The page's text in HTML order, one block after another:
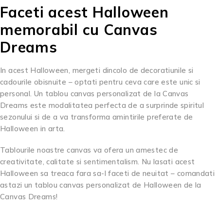
Faceti acest Halloween
memorabil cu Canvas
Dreams
In acest Halloween, mergeti dincolo de decoratiunile si
cadourile obisnuite – optati pentru ceva care este unic si
personal. Un tablou canvas personalizat de la Canvas
Dreams este modalitatea perfecta de a surprinde spiritul
sezonului si de a va transforma amintirile preferate de
Halloween in arta.
Tablourile noastre canvas va ofera un amestec de
creativitate, calitate si sentimentalism. Nu lasati acest
Halloween sa treaca fara sa-l faceti de neuitat – comandati
astazi un tablou canvas personalizat de Halloween de la
Canvas Dreams!